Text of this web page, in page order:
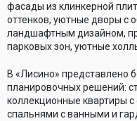
фасады из клинкерной
оттенков, уютные дворы с
ландшафтным дизайном,
парковых зон, уютные
В «Лисино» представлено
планировочных решений:
коллекционные квартиры
спальнями с ванными и